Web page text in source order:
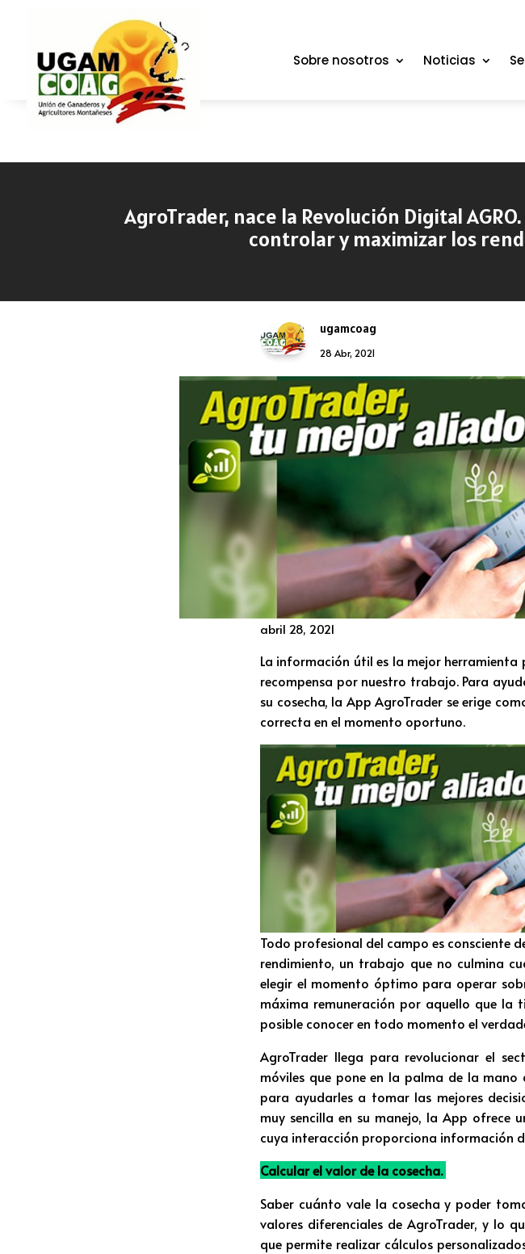
Sobre nosotros Noticias
AgroTrader, nace la Revolución Digital
controlar y maximizar los
ugamcoag
28 Abr, 2021
abril 28, 2021
La información útil es la mejor
recompensa por nuestro trabajo. Para
su cosecha, la App AgroTrader se erige
correcta en el momento oportuno.
Todo profesional del campo es consciente
rendimiento, un trabajo que no culmina
elegir el momento óptimo para operar
máxima remuneración por aquello que la
posible conocer en todo momento el
AgroTrader llega para revolucionar el
móviles que pone en la palma de la
para ayudarles a tomar las mejores
muy sencilla en su manejo, la App ofrece
cuya interacción proporciona información
Calcular el valor de la cosecha.
Saber cuánto vale la cosecha y poder
valores diferenciales de AgroTrader, y lo
que permite realizar cálculos